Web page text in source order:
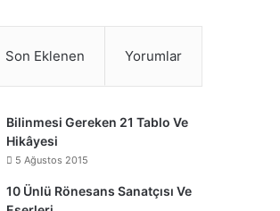
Son Eklenen Yorumlar
Bilinmesi Gereken 21 Tablo Ve
Hikâyesi
5 Ağustos 2015
10 Ünlü Rönesans Sanatçısı Ve